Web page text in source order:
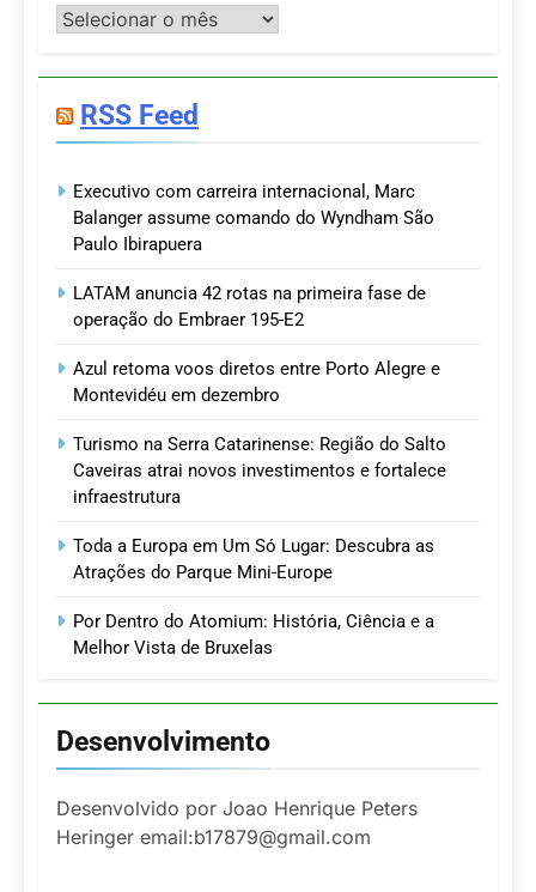
Postagens
RSS Feed
Executivo com carreira internacional, Marc
Balanger assume comando do Wyndham São
Paulo Ibirapuera
LATAM anuncia 42 rotas na primeira fase de
operação do Embraer 195-E2
Azul retoma voos diretos entre Porto Alegre e
Montevidéu em dezembro
Turismo na Serra Catarinense: Região do Salto
Caveiras atrai novos investimentos e fortalece
infraestrutura
Toda a Europa em Um Só Lugar: Descubra as
Atrações do Parque Mini-Europe
Por Dentro do Atomium: História, Ciência e a
Melhor Vista de Bruxelas
Desenvolvimento
Desenvolvido por Joao Henrique Peters
Heringer email:b17879@gmail.com